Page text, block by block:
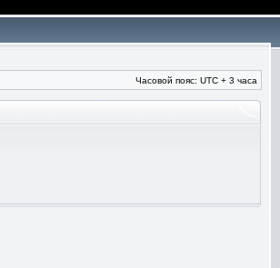
Часовой пояс: UTC + 3 часа